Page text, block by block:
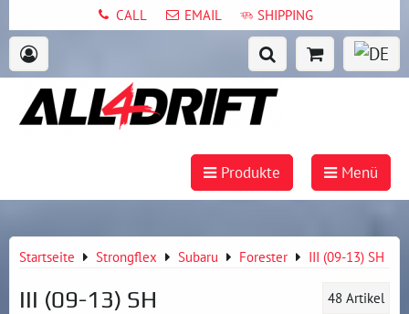
CALL EMAIL SHIPPING
Produkte Menü
Startseite Strongflex Subaru Forester III (09-13) SH
III (09-13) SH 48 Artikel